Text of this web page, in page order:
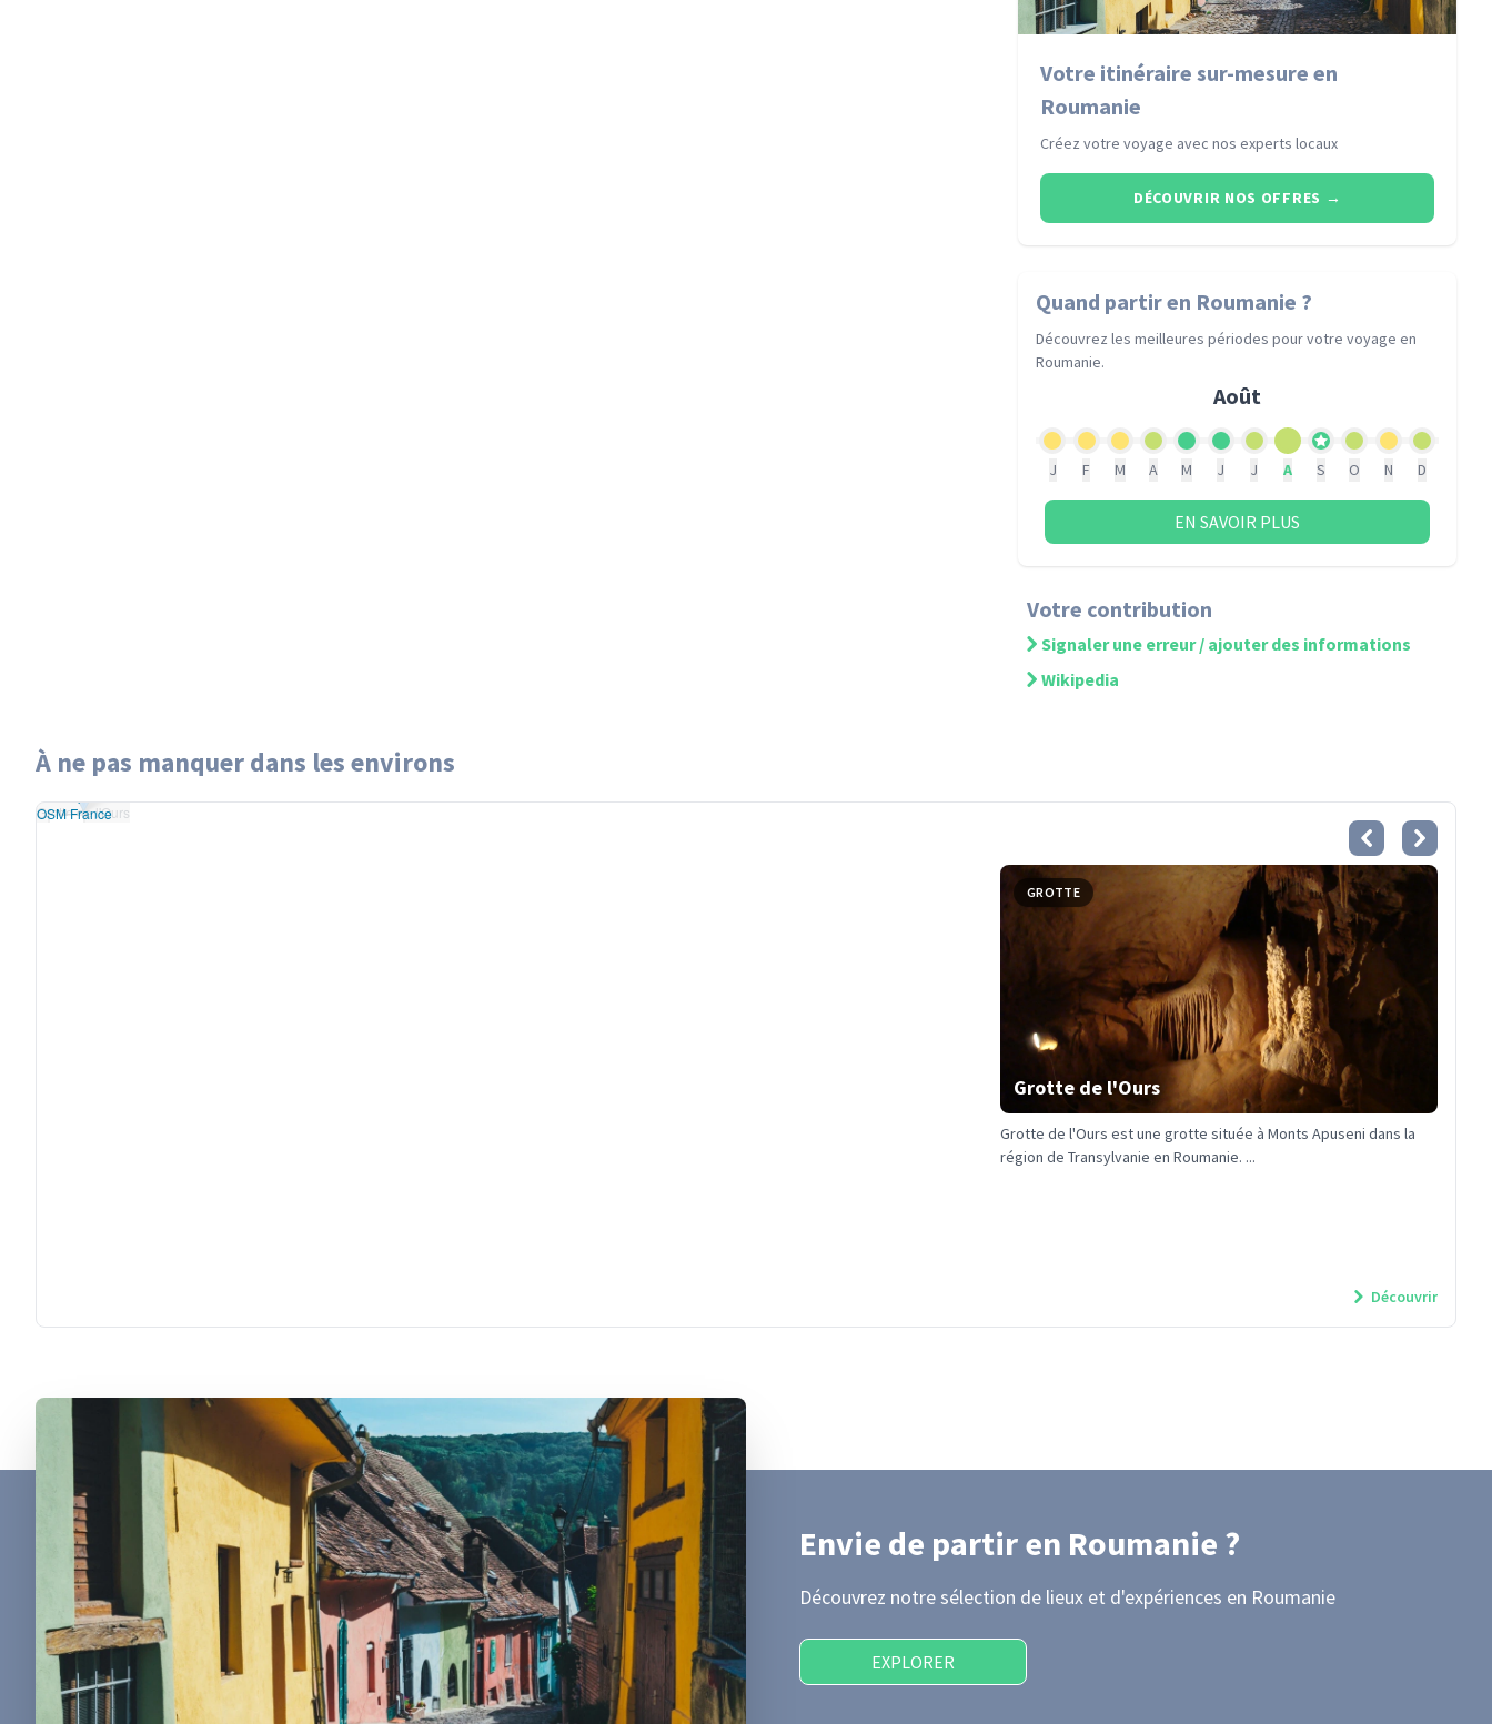
Votre itinéraire sur-mesure en
Roumanie
Créez votre voyage avec nos experts locaux
DÉCOUVRIR NOS OFFRES →
Quand partiren Roumanie ?
Découvrez les meilleures périodes pour votre voyageen
Roumanie.
Août
J F M A M J J A S O N D
EN SAVOIR PLUS
Votre contribution
Signaler une erreur / ajouter des informations
Wikipedia
À ne pas manquer dans les environs
Grotte de l'Ours
Leaflet données ©
OSM France
Grotte de l'Ours
GROTTE
Grotte de l'Ours
Grotte de l'Ours est une grotte située à Monts Apuseni dans la
région de Transylvanie en Roumanie. ...
Découvrir
Envie de partiren Roumanie ?
Découvrez notre sélection de lieux et d'expériences en Roumanie
EXPLORER